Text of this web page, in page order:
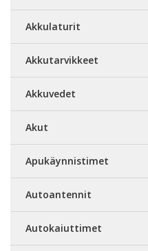
Akkulaturit
Akkutarvikkeet
Akkuvedet
Akut
Apukäynnistimet
Autoantennit
Autokaiuttimet